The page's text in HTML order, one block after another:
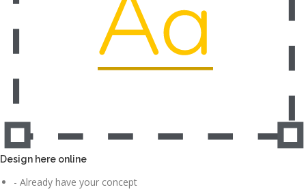
Design here online
- Already have your concept